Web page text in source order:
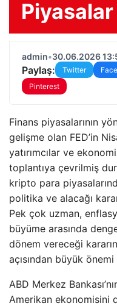
Piyasalar
admin•30.06.2026
Paylaş: Twitter
Pinterest
Finans piyasalarının
gelişme olan FED’in
yatırımcılar ve
toplantıya çevrilmiş
kripto para
politika ve alacağı
Pek çok uzman,
büyüme arasında
dönem vereceği
açısından büyük
ABD Merkez
Amerikan ekonomisini